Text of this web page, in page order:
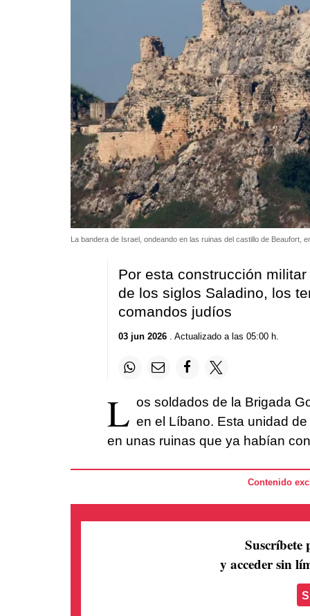
La bandera de Israel, ondeando en las ruinas del castillo de Beaufort,
Por esta construcción
de los siglos Saladino, los
comandos judíos
03 jun 2026. Actualizado a las 05:00 h.
L os soldados de la Brigada
en el Líbano. Esta unidad
en unas ruinas que ya habían
Contenido
Suscríbete
y acceder sin